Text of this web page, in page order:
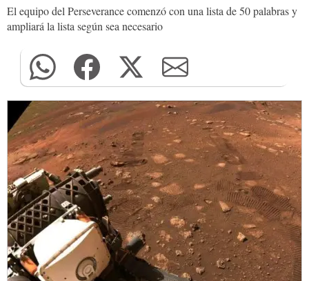
El equipo del Perseverance comenzó con una lista de 50 palabras y
ampliará la lista según sea necesario